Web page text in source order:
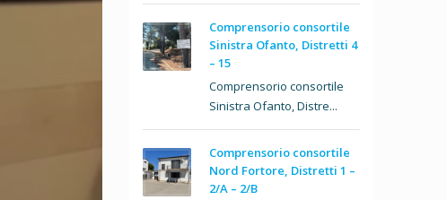
Comprensorio consortile
Sinistra Ofanto, Distretti 4
– 15
Comprensorio consortile
Sinistra Ofanto, Distre...
Comprensorio consortile
Nord Fortore, Distretti 1 –
2/A – 2/B